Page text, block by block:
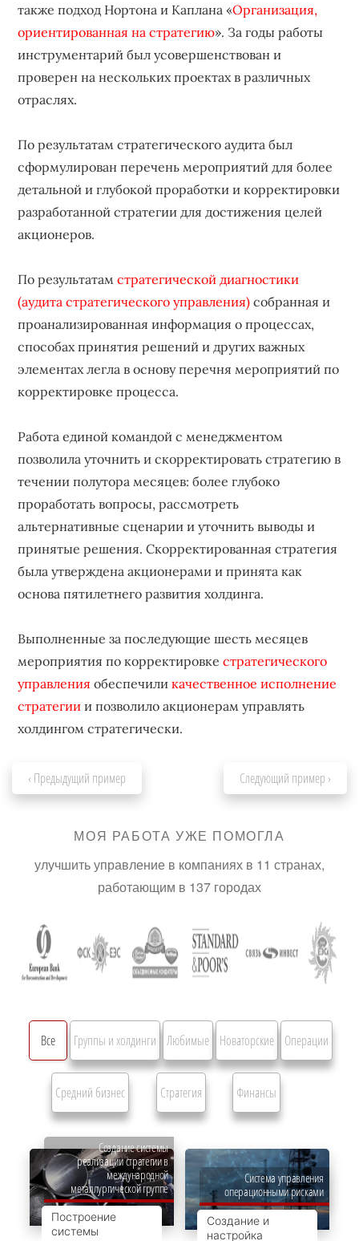
также подход Нортона и Каплана «Организация,
ориентированная на стратегию». За годы работы
инструментарий был усовершенствован и
проверен на нескольких проектах в различных
отраслях.
По результатам стратегического аудита был
сформулирован перечень мероприятий для более
детальной и глубокой проработки и корректировки
разработанной стратегии для достижения целей
акционеров.
По результатамстратегической диагностики
(аудита стратегического управления) собранная и
проанализированная информация о процессах,
способах принятия решений и других важных
элементах легла в основу перечня мероприятий по
корректировке процесса.
Работа единой командой с менеджментом
позволила уточнить и скорректировать стратегию в
течении полутора месяцев: более глубоко
проработать вопросы, рассмотреть
альтернативные сценарии и уточнить выводы и
принятые решения. Скорректированная стратегия
была утверждена акционерами и принята как
основа пятилетнего развития холдинга.
Выполненные за последующие шесть месяцев
мероприятия по корректировкестратегического
управления обеспечиликачественное исполнение
стратегии и позволило акционерам управлять
холдингом стратегически.
‹ Предыдущий пример Следующий пример ›
МОЯ РАБОТА УЖЕ ПОМОГЛА
улучшить управление в компаниях в 11 странах,
работающим в 137 городах
Все Группы и холдинги Любимые Новаторские Операции
Средний бизнес Стратегия Финансы
Создание системы
реализации стратегии в
международной
металлургической группе
Построение
системы
Система управления
операционными рисками
Создание и
настройка